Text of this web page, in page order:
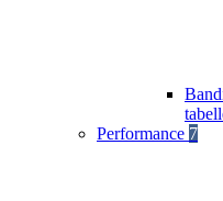
Performance 7